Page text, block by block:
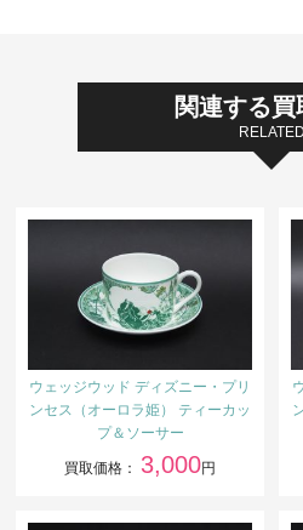
関連する買
RELATED
ウェッジウッド ディズニー・プリ
ンセス（オーロラ姫） ティーカッ
プ＆ソーサー
買取価格： 3,000円